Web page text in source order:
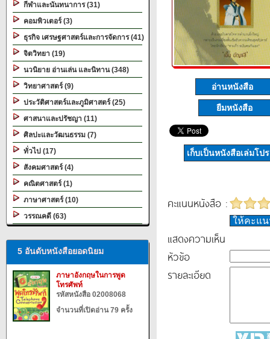
กีฬาและนันทนาการ (31)
คอมพิวเตอร์ (3)
ธุรกิจ เศรษฐศาสตร์และการจัดการ (41)
จิตวิทยา (19)
นวนิยาย อ่านเล่น และนิทาน (348)
วิทยาศาสตร์ (9)
ประวัติศาสตร์และภูมิศาสตร์ (25)
ศาสนาและปรัชญา (11)
ศิลปะและวัฒนธรรม (7)
ทั่วไป (17)
สังคมศาสตร์ (4)
คณิตศาสตร์ (1)
ภาษาศาสตร์ (10)
วรรณคดี (63)
5 อันดับหนังสือยอดนิยม
ภาษาอังกฤษในการพูด
โทรศัพท์
รหัสหนังสือ 02008068
จำนวนที่เปิดอ่าน 79 ครั้ง
อ่านหนังสือ
ยืมหนังสือ
เก็บเป็นหนังสือเล่มโป
คะแนนหนังสือ :
ให้คะแ
แสดงความเห็น
หัวข้อ
รายละเอียด